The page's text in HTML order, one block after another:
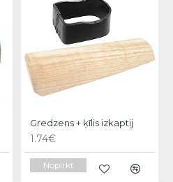
Gredzens + ķīlis izkaptij
1.74€
Nopirkt